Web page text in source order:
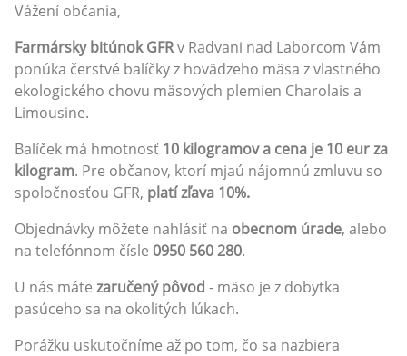
Vážení občania,
Farmársky bitúnok GFRv Radvani nad Laborcom Vám
ponúka čerstvé balíčky z hovädzeho mäsa z vlastného
ekologického chovu mäsových plemien Charolais a
Limousine.
Balíček má hmotnosť 10 kilogramov a cena je 10 eur za
kilogram. Pre občanov, ktorí mjaú nájomnú zmluvu so
spoločnosťou GFR, platí zľava 10%.
Objednávky môžete nahlásiť na obecnom úrade, alebo
na telefónnom čísle 0950 560 280.
U nás máte zaručený pôvod - mäso je z dobytka
pasúceho sa na okolitých lúkach.
Porážku uskutočníme až po tom, čo sa nazbiera